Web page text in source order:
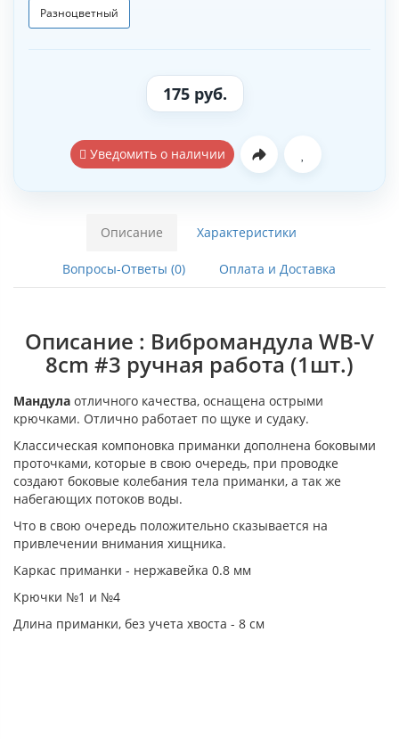
Разноцветный
175 руб.
Уведомить о наличии
Описание Характеристики
Вопросы-Ответы (0) Оплата и Доставка
Описание : Вибромандула WB-V
8cm #3 ручная работа (1шт.)
Мандула отличного качества, оснащена острыми
крючками. Отлично работает по щуке и судаку.
Классическая компоновка приманки дополнена боковыми
проточками, которые в свою очередь, при проводке
создают боковые колебания тела приманки, а так же
набегающих потоков воды.
Что в свою очередь положительно сказывается на
привлечении внимания хищника.
Каркас приманки - нержавейка 0.8 мм
Крючки №1 и №4
Длина приманки, без учета хвоста - 8 см